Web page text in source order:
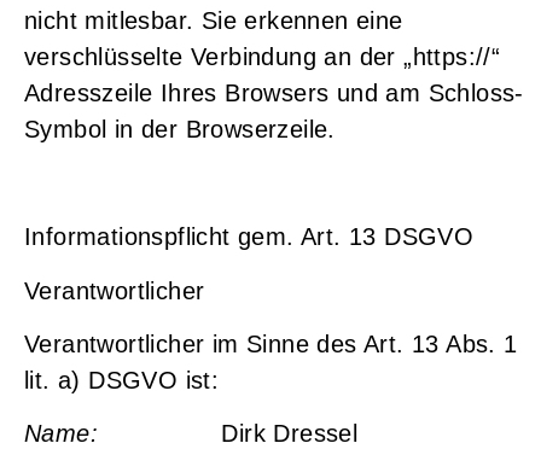
nicht mitlesbar. Sie erkennen eine
verschlüsselte Verbindung an der „https://“
Adresszeile Ihres Browsers und am Schloss-
Symbol in der Browserzeile.
Informationspflicht gem. Art. 13 DSGVO
Verantwortlicher
Verantwortlicher im Sinne des Art. 13 Abs. 1
lit. a) DSGVO ist:
Name: Dirk Dressel